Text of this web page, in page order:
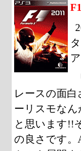
レースの面
ーリスモな
と思います!!
の良さです